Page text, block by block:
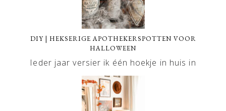
DIY | HEKSERIGE APOTHEKERSPOTTEN VOOR
HALLOWEEN
Ieder jaar versier ik één hoekje in huis in